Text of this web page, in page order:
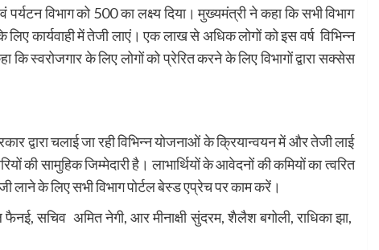
विभाग को 500 का लक्ष्य दिया। मुख्यमंत्री ने कहा कि सभी विभाग
कार्यवाही में तेजी लाएं। एक लाख से अधिक लोगों को इस वर्ष विभिन्न
स्वरोजगार के लिए लोगों को प्रेरित करने के लिए विभागों द्वारा सक्सेस
द्वारा चलाई जा रही विभिन्न योजनाओं के क्रियान्वयन में और तेजी लाई
सामुहिक जिम्मेदारी है। लाभार्थियों के आवेदनों की कमियों का त्वरित
लाने के लिए सभी विभाग पोर्टल बेस्ड एप्रेच पर काम करें।
सचिव अमित नेगी, आर मीनाक्षी सुंदरम, शैलैश बगोली, राधिका झा,